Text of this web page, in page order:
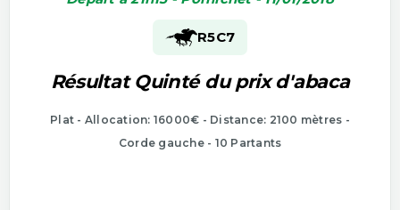
R5C7
Résultat Quinté du prix d'abaca
Plat - Allocation: 16000€ - Distance: 2100 mètres -
Corde gauche - 10 Partants